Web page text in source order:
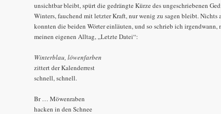
unsichtbar bleibt, spürt die gedrängte Kürze des ungeschriebenen
Winters, fauchend mit letzter Kraft, nur wenig zu sagen bleibt. Nichts
konnten die beiden Wörter einläuten, und so schrieb ich irgendwann,
meinen eigenen Alltag, „Letzte Datei“:
Winterblau, löwenfarben
zittert der Kalenderrest
schnell, schnell.
Br … Möwenraben
hacken in den Schnee